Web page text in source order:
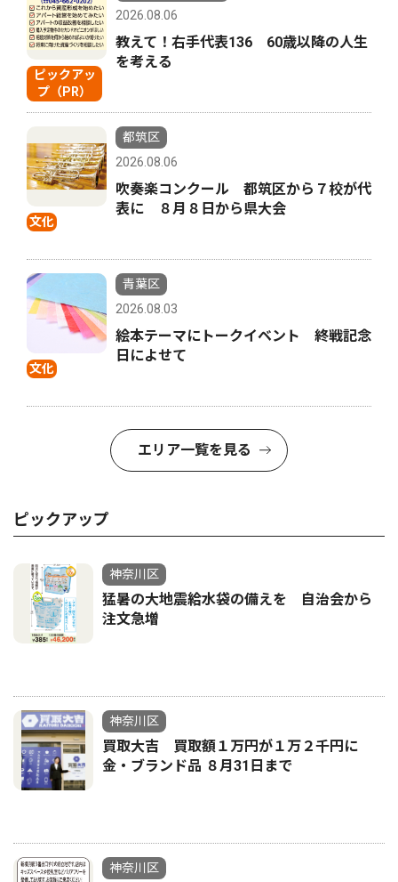
ピックアッ
プ（PR）
2026.08.06
教えて！右手代表136 60歳以降の人生
を考える
文化
都筑区
2026.08.06
吹奏楽コンクール 都筑区から７校が代
表に ８月８日から県大会
文化
青葉区
2026.08.03
絵本テーマにトークイベント 終戦記念
日によせて
エリア一覧を見る
ピックアップ
神奈川区
猛暑の大地震給水袋の備えを 自治会から
注文急増
神奈川区
買取大吉 買取額１万円が１万２千円に
金・ブランド品 ８月31日まで
神奈川区